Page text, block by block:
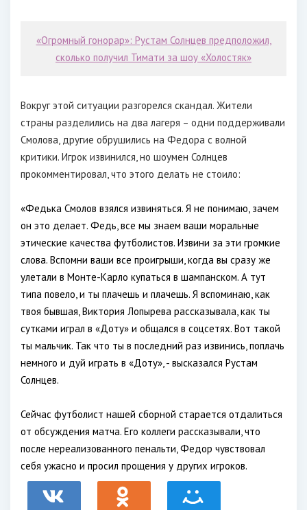
«Огромный гонорар»: Рустам Солнцев предположил,
сколько получил Тимати за шоу «Холостяк»
Вокруг этой ситуации разгорелся скандал. Жители
страны разделились на два лагеря – одни поддерживали
Смолова, другие обрушились на Федора с волной
критики. Игрок извинился, но шоумен Солнцев
прокомментировал, что этого делать не стоило:
«Федька Смолов взялся извиняться. Я не понимаю, зачем
он это делает. Федь, все мы знаем ваши моральные
этические качества футболистов. Извини за эти громкие
слова. Вспомни ваши все проигрыши, когда вы сразу же
улетали в Монте-Карло купаться в шампанском. А тут
типа повело, и ты плачешь и плачешь. Я вспоминаю, как
твоя бывшая, Виктория Лопырева рассказывала, как ты
сутками играл в «Доту» и общался в соцсетях. Вот такой
ты мальчик. Так что ты в последний раз извинись, поплачь
немного и дуй играть в «Доту», - высказался Рустам
Солнцев.
Сейчас футболист нашей сборной старается отдалиться
от обсуждения матча. Его коллеги рассказывали, что
после нереализованного пенальти, Федор чувствовал
себя ужасно и просил прощения у других игроков.